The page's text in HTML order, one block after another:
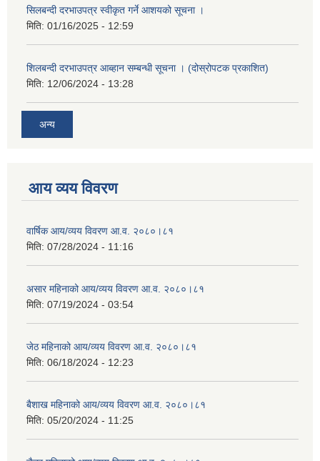
सिलबन्दी दरभाउपत्र स्वीकृत गर्ने आशयको सूचना ।
मिति: 01/16/2025 - 12:59
शिलबन्दी दरभाउपत्र आब्हान सम्बन्धी सूचना । (दोस्रोपटक प्रकाशित)
मिति: 12/06/2024 - 13:28
अन्य
आय व्यय विवरण
वार्षिक आय/व्यय विवरण आ.व. २०८०।८१
मिति: 07/28/2024 - 11:16
असार महिनाको आय/व्यय विवरण आ.व. २०८०।८१
मिति: 07/19/2024 - 03:54
जेठ महिनाको आय/व्यय विवरण आ.व. २०८०।८१
मिति: 06/18/2024 - 12:23
बैशाख महिनाको आय/व्यय विवरण आ.व. २०८०।८१
मिति: 05/20/2024 - 11:25